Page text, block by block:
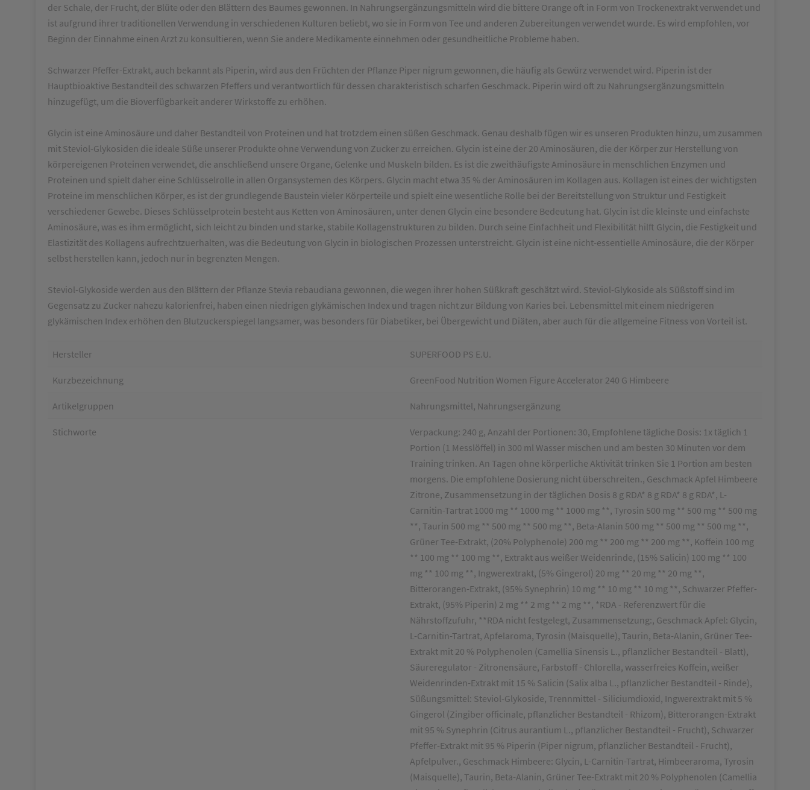
der Schale, der Frucht, der Blüte oder den Blättern des Baumes gewonnen. In Nahrungsergänzungsmitteln wird die bittere Orange oft in Form von Trockenextrakt verwendet und
ist aufgrund ihrer traditionellen Verwendung in verschiedenen Kulturen beliebt, wo sie in Form von Tee und anderen Zubereitungen verwendet wurde. Es wird empfohlen, vor
Beginn der Einnahme einen Arzt zu konsultieren, wenn Sie andere Medikamente einnehmen oder gesundheitliche Probleme haben.
Schwarzer Pfeffer-Extrakt, auch bekannt als Piperin, wird aus den Früchten der Pflanze Piper nigrum gewonnen, die häufig als Gewürz verwendet wird. Piperin ist der
Hauptbioaktive Bestandteil des schwarzen Pfeffers und verantwortlich für dessen charakteristisch scharfen Geschmack. Piperin wird oft zu Nahrungsergänzungsmitteln
hinzugefügt, um die Bioverfügbarkeit anderer Wirkstoffe zu erhöhen.
Glycin ist eine Aminosäure und daher Bestandteil von Proteinen und hat trotzdem einen süßen Geschmack. Genau deshalb fügen wir es unseren Produkten hinzu, um zusammen
mit Steviol-Glykosiden die ideale Süße unserer Produkte ohne Verwendung von Zucker zu erreichen. Glycin ist eine der 20 Aminosäuren, die der Körper zur Herstellung von
körpereigenen Proteinen verwendet, die anschließend unsere Organe, Gelenke und Muskeln bilden. Es ist die zweithäufigste Aminosäure in menschlichen Enzymen und
Proteinen und spielt daher eine Schlüsselrolle in allen Organsystemen des Körpers. Glycin macht etwa 35 % der Aminosäuren im Kollagen aus. Kollagen ist eines der wichtigsten
Proteine im menschlichen Körper, es ist der grundlegende Baustein vieler Körperteile und spielt eine wesentliche Rolle bei der Bereitstellung von Struktur und Festigkeit
verschiedener Gewebe. Dieses Schlüsselprotein besteht aus Ketten von Aminosäuren, unter denen Glycin eine besondere Bedeutung hat. Glycin ist die kleinste und einfachste
Aminosäure, was es ihm ermöglicht, sich leicht zu binden und starke, stabile Kollagenstrukturen zu bilden. Durch seine Einfachheit und Flexibilität hilft Glycin, die Festigkeit und
Elastizität des Kollagens aufrechtzuerhalten, was die Bedeutung von Glycin in biologischen Prozessen unterstreicht. Glycin ist eine nicht-essentielle Aminosäure, die der Körper
selbst herstellen kann, jedoch nur in begrenzten Mengen.
Steviol-Glykoside werden aus den Blättern der Pflanze Stevia rebaudiana gewonnen, die wegen ihrer hohen Süßkraft geschätzt wird. Steviol-Glykoside als Süßstoff sind im
Gegensatz zu Zucker nahezu kalorienfrei, haben einen niedrigen glykämischen Index und tragen nicht zur Bildung von Karies bei. Lebensmittel mit einem niedrigeren
glykämischen Index erhöhen den Blutzuckerspiegel langsamer, was besonders für Diabetiker, bei Übergewicht und Diäten, aber auch für die allgemeine Fitness von Vorteil ist.
Hersteller SUPERFOOD PS E.U.
Kurzbezeichnung GreenFood Nutrition Women Figure Accelerator 240 G Himbeere
Artikelgruppen Nahrungsmittel, Nahrungsergänzung
Stichworte
Verpackung: 240 g, Anzahl der Portionen: 30, Empfohlene tägliche Dosis: 1x täglich 1
Portion (1 Messlöffel) in 300 ml Wasser mischen und am besten 30 Minuten vor dem
Training trinken. An Tagen ohne körperliche Aktivität trinken Sie 1 Portion am besten
morgens. Die empfohlene Dosierung nicht überschreiten., Geschmack Apfel Himbeere
Zitrone, Zusammensetzung in der täglichen Dosis 8 g RDA* 8 g RDA* 8 g RDA*, L-
Carnitin-Tartrat 1000 mg ** 1000 mg ** 1000 mg **, Tyrosin 500 mg ** 500 mg ** 500 mg
**, Taurin 500 mg ** 500 mg ** 500 mg **, Beta-Alanin 500 mg ** 500 mg ** 500 mg **,
Grüner Tee-Extrakt, (20% Polyphenole) 200 mg ** 200 mg ** 200 mg **, Koffein 100 mg
** 100 mg ** 100 mg **, Extrakt aus weißer Weidenrinde, (15% Salicin) 100 mg ** 100
mg ** 100 mg **, Ingwerextrakt, (5% Gingerol) 20 mg ** 20 mg ** 20 mg **,
Bitterorangen-Extrakt, (95% Synephrin) 10 mg ** 10 mg ** 10 mg **, Schwarzer Pfeffer-
Extrakt, (95% Piperin) 2 mg ** 2 mg ** 2 mg **, *RDA - Referenzwert für die
Nährstoffzufuhr, **RDA nicht festgelegt, Zusammensetzung:, Geschmack Apfel: Glycin,
L-Carnitin-Tartrat, Apfelaroma, Tyrosin (Maisquelle), Taurin, Beta-Alanin, Grüner Tee-
Extrakt mit 20 % Polyphenolen (Camellia Sinensis L., pflanzlicher Bestandteil - Blatt),
Säureregulator - Zitronensäure, Farbstoff - Chlorella, wasserfreies Koffein, weißer
Weidenrinden-Extrakt mit 15 % Salicin (Salix alba L., pflanzlicher Bestandteil - Rinde),
Süßungsmittel: Steviol-Glykoside, Trennmittel - Siliciumdioxid, Ingwerextrakt mit 5 %
Gingerol (Zingiber officinale, pflanzlicher Bestandteil - Rhizom), Bitterorangen-Extrakt
mit 95 % Synephrin (Citrus aurantium L., pflanzlicher Bestandteil - Frucht), Schwarzer
Pfeffer-Extrakt mit 95 % Piperin (Piper nigrum, pflanzlicher Bestandteil - Frucht),
Apfelpulver., Geschmack Himbeere: Glycin, L-Carnitin-Tartrat, Himbeeraroma, Tyrosin
(Maisquelle), Taurin, Beta-Alanin, Grüner Tee-Extrakt mit 20 % Polyphenolen (Camellia